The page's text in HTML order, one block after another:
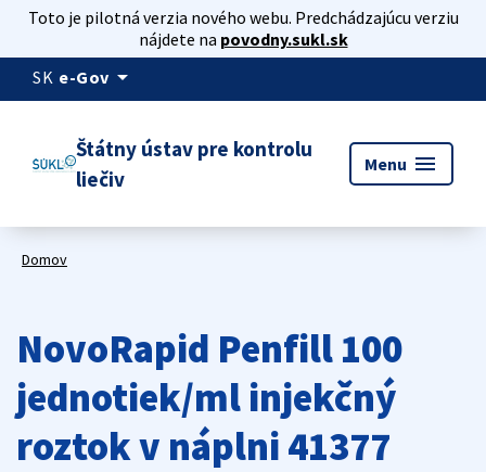
Toto je pilotná verzia nového webu. Predchádzajúcu verziu
nájdete na povodny.sukl.sk
SK e-Gov arrow_drop_down
Štátny ústav pre kontrolu
liečiv
Menu menu
Domov
NovoRapid Penfill 100
jednotiek/ml injekčný
roztok v náplni 41377